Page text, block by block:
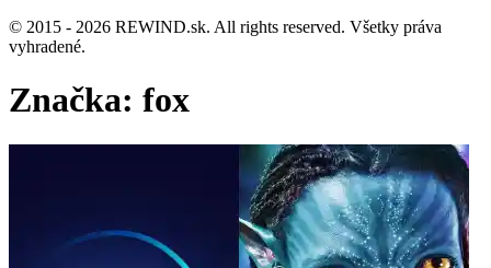
© 2015 - 2026 REWIND.sk. All rights reserved. Všetky práva
vyhradené.
Značka: fox